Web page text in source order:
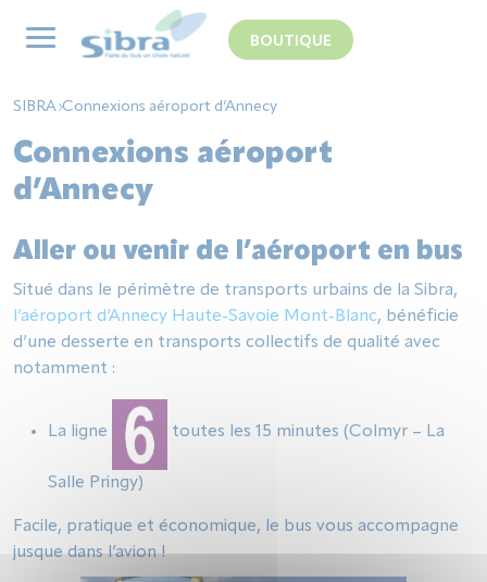
BOUTIQUE
SIBRA Connexions aéroport d’Annecy
Connexions aéroport
d’Annecy
Aller ou venir de l’aéroport en bus
Situé dans le périmètre de transports urbains de la Sibra,
l’aéroport d’Annecy Haute-Savoie Mont-Blanc, bénéficie
d’une desserte en transports collectifs de qualité avec
notamment :
La ligne toutes les 15 minutes (Colmyr – La
Salle Pringy)
Facile, pratique et économique, le bus vous accompagne
jusque dans l’avion !
Panneau de gestion des cookies